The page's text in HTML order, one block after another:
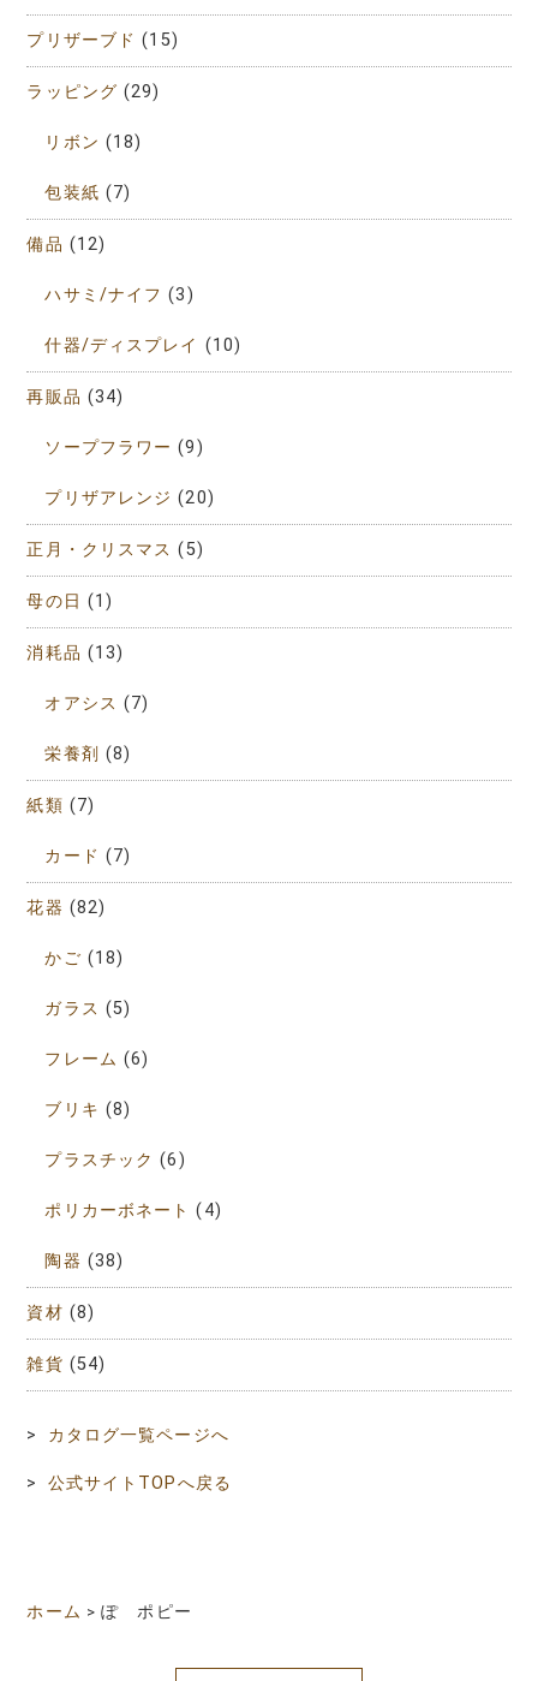
プリザーブド (15)
ラッピング (29)
リボン (18)
包装紙 (7)
備品 (12)
ハサミ/ナイフ (3)
什器/ディスプレイ (10)
再販品 (34)
ソープフラワー (9)
プリザアレンジ (20)
正月・クリスマス (5)
母の日 (1)
消耗品 (13)
オアシス (7)
栄養剤 (8)
紙類 (7)
カード (7)
花器 (82)
かご (18)
ガラス (5)
フレーム (6)
ブリキ (8)
プラスチック (6)
ポリカーボネート (4)
陶器 (38)
資材 (8)
雑貨 (54)
> カタログ一覧ページへ
> 公式サイトTOPへ戻る
ホーム >ぽ ポピー